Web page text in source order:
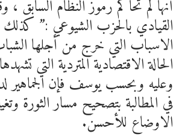
أنها لم تحاكم رموز النظام السابق ،
القيادي بالحزب الشيوعي :”
الاسباب التي خرج من أجلها
الحالة الاقتصادية المتردية التي
وعليه وبحسب يوسف فإن الجماهير
في المطالبة بتصحيح مسار الثورة
الاوضاع للأحسن.